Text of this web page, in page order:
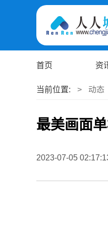
首页 资
当前位置: > 动态
最美画面
2023-07-05